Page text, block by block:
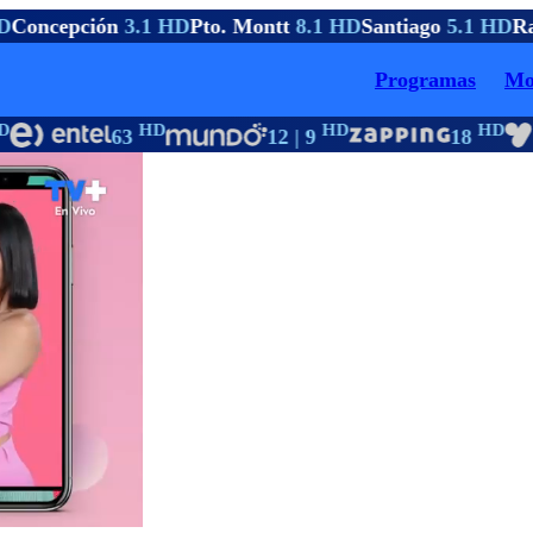
Concepción3.1 HDPto. Montt8.1 HDSantiago5.1 HD
Programas
63HD 12 | 9HD 18HD